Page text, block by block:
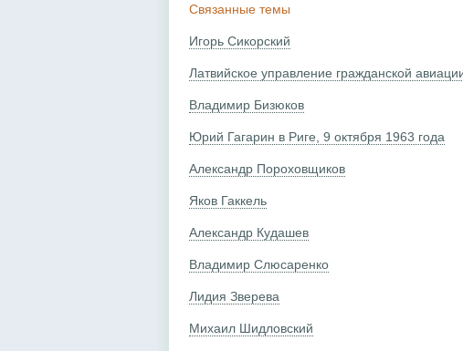
Связанные темы
Игорь Сикорский
Латвийское управление гражданской
Владимир Бизюков
Юрий Гагарин в Риге, 9 октября 1963 года
Александр Пороховщиков
Яков Гаккель
Александр Кудашев
Владимир Слюсаренко
Лидия Зверева
Михаил Шидловский